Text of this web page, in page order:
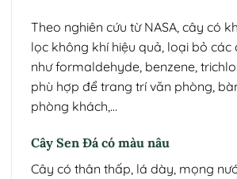
Theo nghiên cứu từ NASA, cây có
lọc không khí hiệu quả, loại bỏ các
như formaldehyde, benzene,
phù hợp để trang trí văn phòng,
phòng khách,…
Cây Sen Đá có màu nâu
Cây có thân thấp, lá dày, mọng